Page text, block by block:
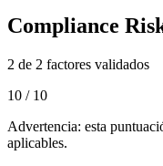
Compliance
2 de 2 factores validados
10 / 10
Advertencia: esta
aplicables.